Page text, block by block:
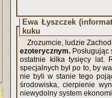
Ewa Łyszczek
kuku
Zrozumcie, ludzie
ezoterycznym.
ostatnie kilka tysięcy lat.
specjalnych był po to, by
nie byli w stanie tego
środowiska, cierpienie
niewydolny system